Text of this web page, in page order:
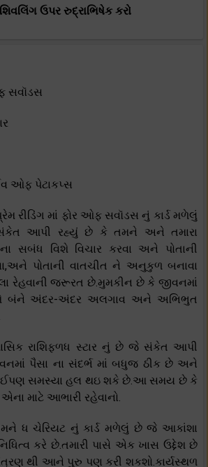
ઉપર રુદ્રાભિષેક કરો
સવૉડસ
ઓફ પેટાકપ્સ
રીડિંગ માં ફોર ઓફ સવૉડસ નું કાર્ડ મળેલું
આપી રહ્યું છે કે તમને અને તમારા
સબંધ વિશે વિચાર કરવા અને પોતાની
પોતાની વાતચીત ને અનુકુળ બનાવા
રેહવાની જરૂરત છે.મુમકીન છે કે જીવનમાં
બંને અંદર-અંદર અલગાવ અને અભિભુત
રાશિફળધ સ્ટાર નું છે જે સંકેત આપી
પૈસા ના સંદર્ભ માં બધુજ ઠીક છે અને
સમસ્યા હલ થઇ શકે છે.આ સમય છે કે
માટે આભારી રહેવાનો.
તમને ધ ચેરિયટ નું કાર્ડ મળેલું છે જે આકાંશા
કરે છે.તમારી પાસે એક ખાસ ઉદ્દેશ છે
થી આને પુરુ પણ કરી શકશો.કાર્યસ્થળ